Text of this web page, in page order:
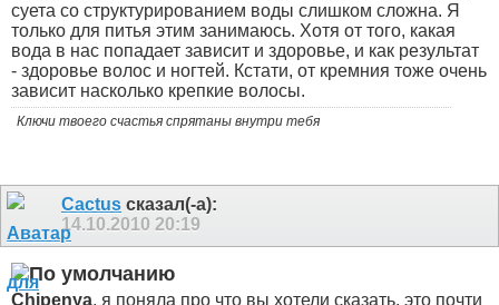
суета со структурированием воды слишком сложна. Я
только для питья этим занимаюсь. Хотя от того, какая
вода в нас попадает зависит и здоровье, и как результат
- здоровье волос и ногтей. Кстати, от кремния тоже очень
зависит насколько крепкие волосы.
Ключи твоего счастья спрятаны внутри тебя
Cactus сказал(-а):
14.10.2010 20:19
Chipenya, я поняла про что вы хотели сказать, это почти